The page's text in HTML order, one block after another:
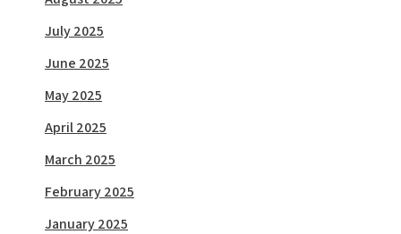
July 2025
June 2025
May 2025
April 2025
March 2025
February 2025
January 2025